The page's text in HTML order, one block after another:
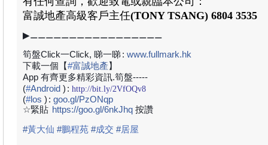
富誠地產高級客戶主任(TONY TSANG) 6804 3535
▶⚊⚊⚊⚊⚊⚊⚊⚊⚊⚊⚊⚊⚊⚊⚊⚊⚊
筍盤Click一Click, 睇一睇: www.fullmark.hk
下載一個【#富誠地產】
App 有齊更多精彩資訊.筍盤-----
(#Android ) : http://bit.ly/2VfOQv8
(#los ) : goo.gl/PzONqp
☆緊貼 https://goo.gl/6nkJhq 按讚
#黃大仙 #鵬程苑 #成交 #居屋